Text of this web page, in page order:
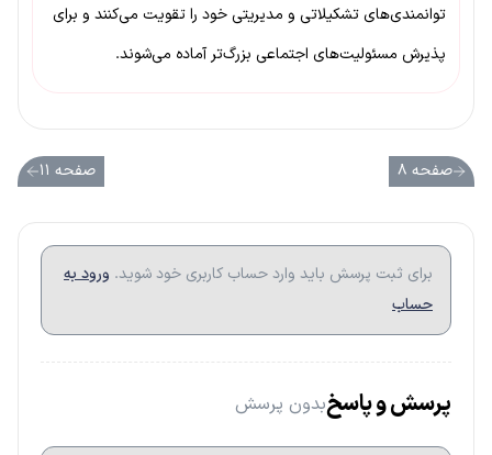
توانمندی‌های تشکیلاتی و مدیریتی خود را تقویت می‌کنند و برای
پذیرش مسئولیت‌های اجتماعی بزرگ‌تر آماده می‌شوند.
صفحه ۸ صفحه ۱۱
برای ثبت پرسش باید وارد حساب کاربری خود شوید. ورود به
حساب
پرسش و پاسخبدون پرسش